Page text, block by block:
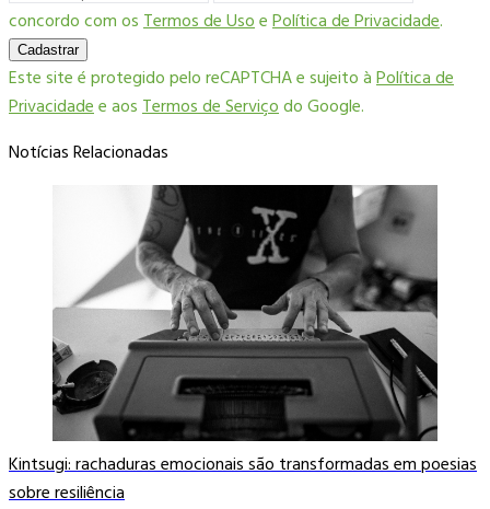
concordo com osTermos de UsoePolítica de Privacidade.
Cadastrar
Este site é protegido pelo reCAPTCHA e sujeito àPolítica de
Privacidadee aosTermos de Serviçodo Google.
Notícias Relacionadas
Kintsugi: rachaduras emocionais são transformadas em poesias
sobre resiliência